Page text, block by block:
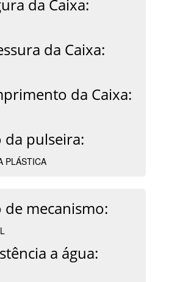
da Caixa:
da Caixa:
da Caixa:
da pulseira:
PLÁSTICA
de mecanismo:
a água: